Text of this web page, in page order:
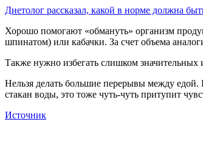
Диетолог рассказал, какой в норме должна
Хорошо помогают «обмануть» организм
шпинатом) или кабачки. За счет объема
Также нужно избегать слишком
Нельзя делать большие перерывы между
стакан воды, это тоже чуть-чуть притупит
Источник